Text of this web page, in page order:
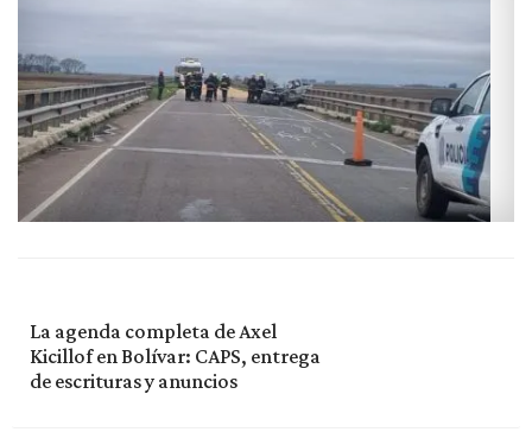
La agenda completa de Axel
Kicillof en Bolívar: CAPS, entrega
de escrituras y anuncios